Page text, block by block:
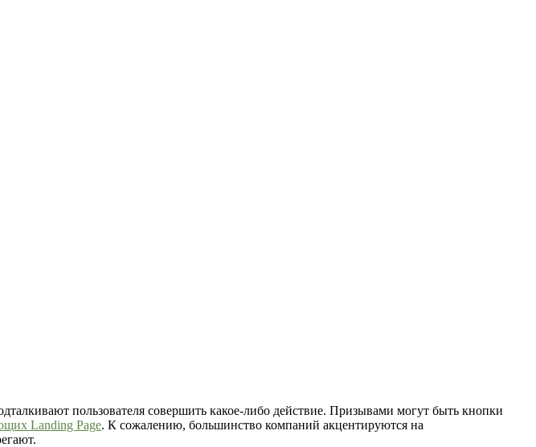
пользователя совершить какое-либо действие. Призывами могут быть кнопки
Landing Page. К сожалению, большинство компаний акцентируются на